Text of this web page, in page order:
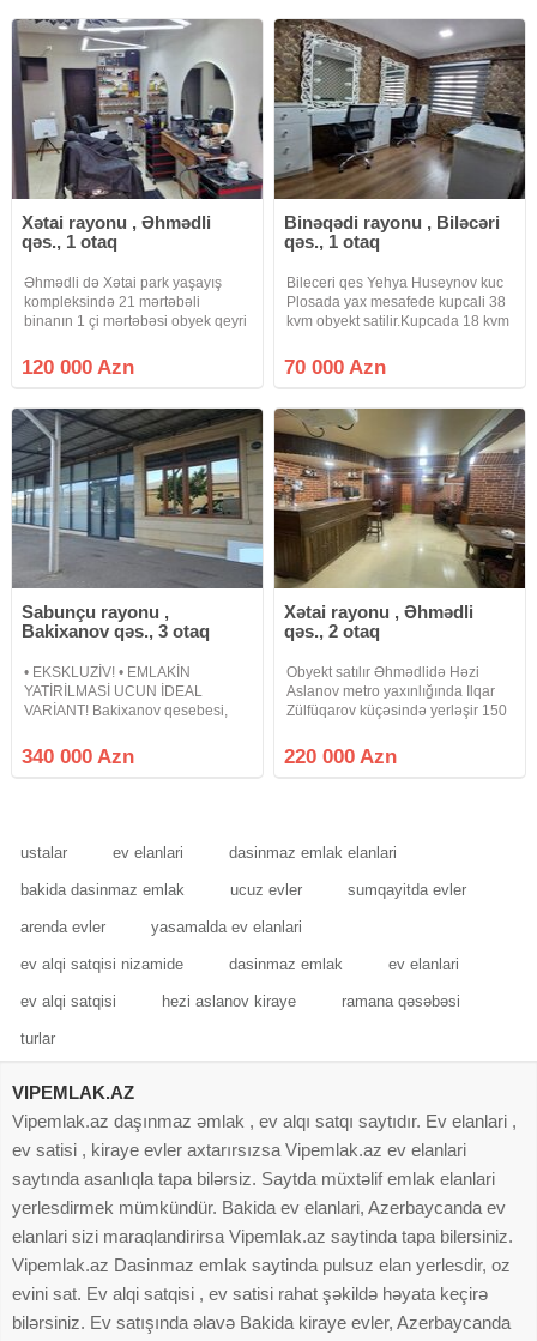
verilib.şəkillər
Xətai rayonu , Əhmədli
qəs., 1 otaq
Əhmədli də Xətai park yaşayış
kompleksində 21 mərtəbəli
binanın 1 çi mərtəbəsi obyek qeyri
gösdərir sənədi müqavilədi
müqaviləynən 100 minə satr
2 stolu
120 000 Azn
Binəqədi rayonu , Biləcəri
qəs., 1 otaq
Bileceri qes Yehya Huseynov kuc
Plosada yax mesafede kupcali 38
kvm obyekt satilir.Kupcada 18 kvm
olunacaq. Qiymet 70 000 Azn
70 000 Azn
Sabunçu rayonu ,
Bakixanov qəs., 3 otaq
• EKSKLUZİV! • EMLAKİN
YATİRİLMASİ UCUN İDEAL
VARİANT! Bakixanov qesebesi,
Ticaret merkezinden 100 metr
mesafede, 9 mertebeli binanin 1-ci
340 000 Azn
Xətai rayonu , Əhmədli
qəs., 2 otaq
Obyekt satılır Əhmədlidə Həzi
Aslanov metro yaxınlığında Ilqar
Zülfüqarov küçəsində yerləşir 150
İcarədədir 220 min manat
220 000 Azn
ustalar ev elanlari dasinmaz emlak elanlari
bakida dasinmaz emlak ucuz evler sumqayitda evler
arenda evler yasamalda ev elanlari
ev alqi satqisi nizamide dasinmaz emlak ev elanlari
ev alqi satqisi hezi aslanov kiraye ramana qəsəbəsi
turlar
VIPEMLAK.AZ
Vipemlak.az daşınmaz əmlak , ev alqı satqı saytıdır. Ev elanlari ,
ev satisi , kiraye evler axtarırsızsa Vipemlak.az ev elanlari
saytında asanlıqla tapa bilərsiz. Saytda müxtəlif emlak elanlari
yerlesdirmek mümkündür. Bakida ev elanlari, Azerbaycanda ev
elanlari sizi maraqlandirirsa Vipemlak.az saytinda tapa bilersiniz.
Vipemlak.az Dasinmaz emlak saytinda pulsuz elan yerlesdir, oz
evini sat. Ev alqi satqisi , ev satisi rahat şəkildə həyata keçirə
bilərsiniz. Ev satışında əlavə Bakida kiraye evler, Azerbaycanda